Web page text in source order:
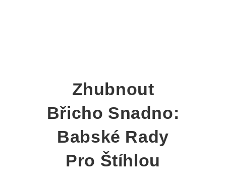
Zhubnout
Břicho Snadno:
Babské Rady
Pro Štíhlou